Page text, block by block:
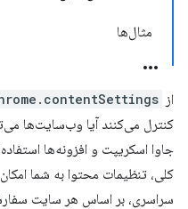
مثال‌ها
از API
کنترل می‌کنند آیا وب‌سایت‌ها
جاوا اسکریپت و افزونه‌ها
کلی، تنظیمات محتوا به شما
سراسری، بر اساس هر سایت